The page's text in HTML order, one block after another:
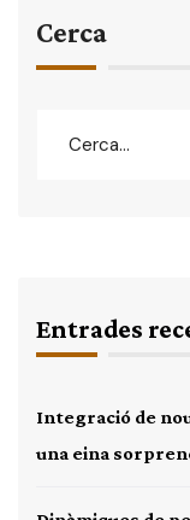
Cerca
Entrades
Integració de
una eina